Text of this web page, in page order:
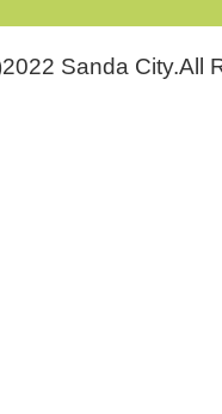
Sanda City.All